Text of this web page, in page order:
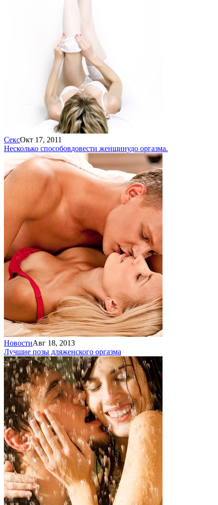
СексОкт 17, 2011
Несколько способовдовести женщинудо оргазма.
НовостиАвг 18, 2013
Лучшие позы дляженского оргазма